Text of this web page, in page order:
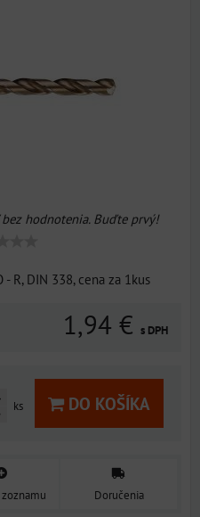
hodnotenia. Buďte prvý!
R, DIN 338, cena za 1kus
1,94 € s DPH
ks DO KOŠÍKA
Doručenia